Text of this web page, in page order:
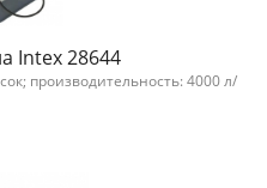
Intex 28644
производительность: 4000 л/